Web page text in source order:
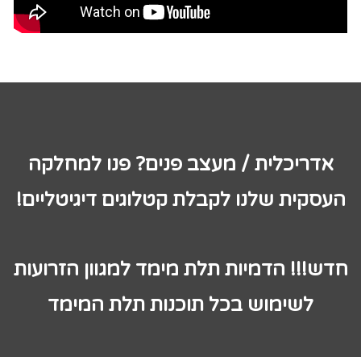
אדריכלית / מעצב פנים? פנו למחלקה
העסקית שלנו לקבלת קטלוגים דיגיטליים!
חדש!!! הדמיות תלת מימד למגוון הזרועות
לשימוש בכל תוכנות תלת המימד